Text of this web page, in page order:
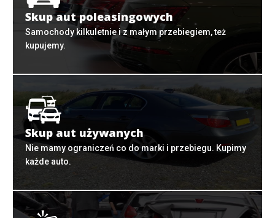
Skup aut poleasingowych
Samochody kilkuletnie i z małym przebiegiem, też
kupujemy.
Skup aut używanych
Nie mamy ograniczeń co do marki i przebiegu. Kupimy
każde auto.